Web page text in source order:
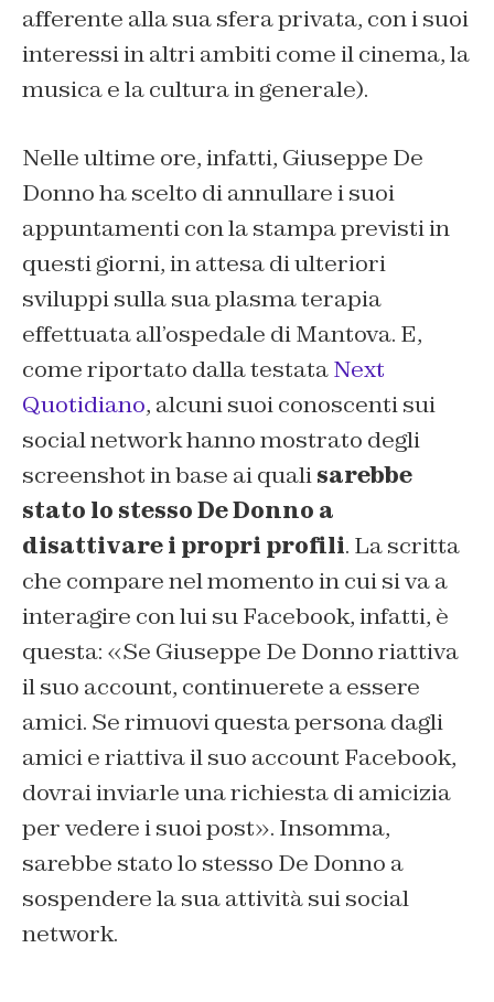
afferente alla sua sfera privata, con i suoi
interessi in altri ambiti come il cinema, la
musica e la cultura in generale).
Nelle ultime ore, infatti, Giuseppe De
Donno ha scelto di annullare i suoi
appuntamenti con la stampa previsti in
questi giorni, in attesa di ulteriori
sviluppi sulla sua plasma terapia
effettuata all’ospedale di Mantova. E,
come riportato dalla testataNext
Quotidiano, alcuni suoi conoscenti sui
social network hanno mostrato degli
screenshot in base ai qualisarebbe
stato lo stesso De Donno a
disattivare i propri profili. La scritta
che compare nel momento in cui si va a
interagire con lui su Facebook, infatti, è
questa: «Se Giuseppe De Donno riattiva
il suo account, continuerete a essere
amici. Se rimuovi questa persona dagli
amici e riattiva il suo account Facebook,
dovrai inviarle una richiesta di amicizia
per vedere i suoi post». Insomma,
sarebbe stato lo stesso De Donno a
sospendere la sua attività sui social
network.